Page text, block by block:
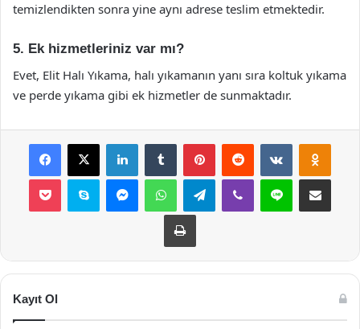
temizlendikten sonra yine aynı adrese teslim etmektedir.
5. Ek hizmetleriniz var mı?
Evet, Elit Halı Yıkama, halı yıkamanın yanı sıra koltuk yıkama
ve perde yıkama gibi ek hizmetler de sunmaktadır.
Facebook
X LinkedInTumblr PinterestReddit VKontakte
Pocket Skype MessengerWhatsAppTelegramViber Line E-Posta ile
Yazdır
Kayıt Ol